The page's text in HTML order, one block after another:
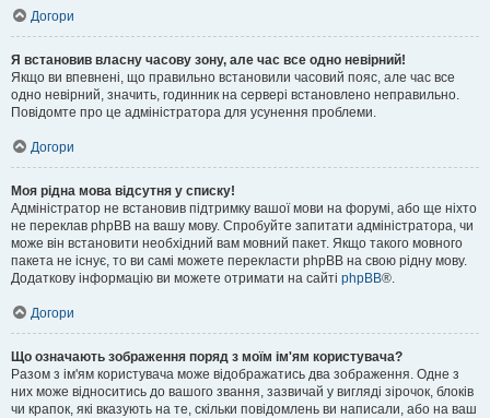
Догори
Я встановив власну часову зону, але час все одно невірний!
Якщо ви впевнені, що правильно встановили часовий пояс, але час все
одно невірний, значить, годинник на сервері встановлено неправильно.
Повідомте про це адміністратора для усунення проблеми.
Догори
Моя рідна мова відсутня у списку!
Адміністратор не встановив підтримку вашої мови на форумі, або ще ніхто
не переклав phpBB на вашу мову. Спробуйте запитати адміністратора, чи
може він встановити необхідний вам мовний пакет. Якщо такого мовного
пакета не існує, то ви самі можете перекласти phpBB на свою рідну мову.
Додаткову інформацію ви можете отримати на сайті phpBB®.
Догори
Що означають зображення поряд з моїм ім'ям користувача?
Разом з ім'ям користувача може відображатись два зображення. Одне з
них може відноситись до вашого звання, зазвичай у вигляді зірочок, блоків
чи крапок, які вказують на те, скільки повідомлень ви написали, або на ваш